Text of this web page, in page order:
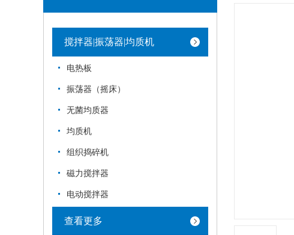
搅拌器|振荡器|均质机
电热板
振荡器（摇床）
无菌均质器
均质机
组织捣碎机
磁力搅拌器
电动搅拌器
查看更多